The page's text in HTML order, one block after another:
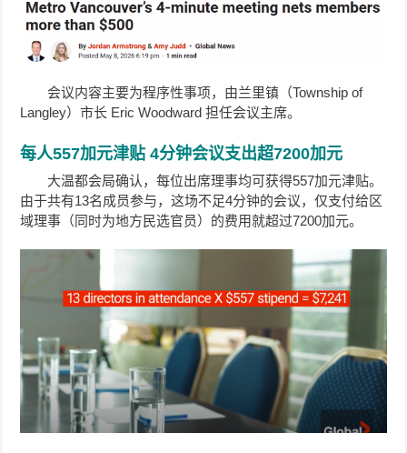
会议内容主要为程序性事项，由兰里镇（Township of
Langley）市长 Eric Woodward 担任会议主席。
每人557加元津贴 4分钟会议支出超7200加元
大温都会局确认，每位出席理事均可获得557加元津贴。
由于共有13名成员参与，这场不足4分钟的会议，仅支付给区
域理事（同时为地方民选官员）的费用就超过7200加元。